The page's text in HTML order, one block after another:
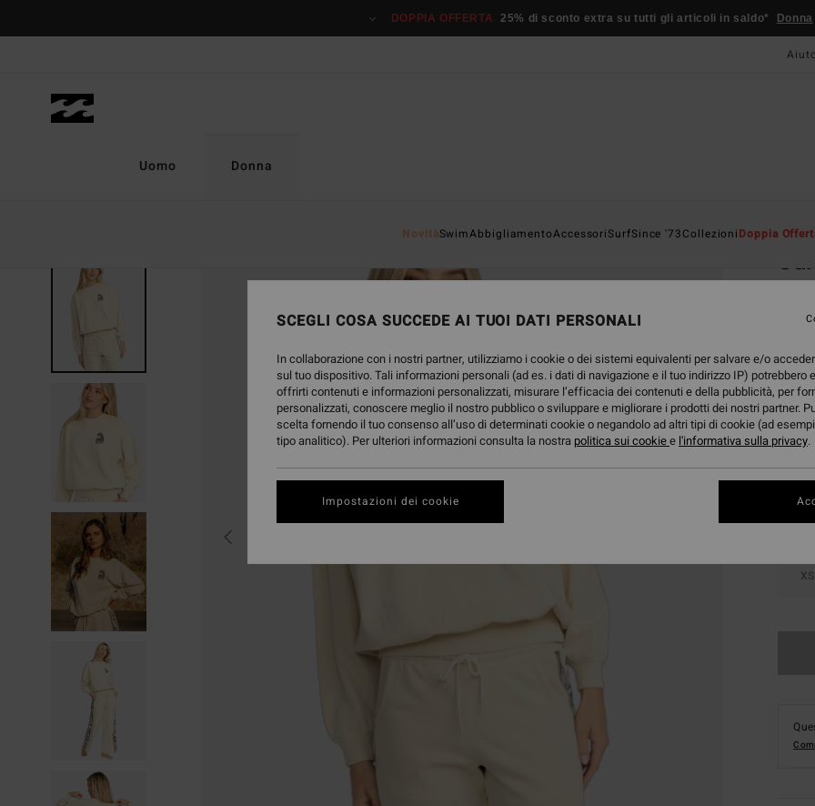
prodotto
DOPPIA OFFERTA 25% di sconto extra su tutti gli articoli in saldo* Donna
Uomo Donna
NovitàSwimAbbigliamentoAccessoriSurfSince '73CollezioniDoppia
XS
SCEGLI COSA SUCCEDE AI TUOI DATI PERSONALI
In collaborazione con i nostri partner, utilizziamo i cookie o dei sistemi equivalenti per salvare e/o
sul tuo dispositivo. Tali informazioni personali (ad es. i dati di navigazione e il tuo indirizzo IP) potrebbero
offrirti contenuti e informazioni personalizzati, misurare l’efficacia dei contenuti e della pubblicità, per
personalizzati, conoscere meglio il nostro pubblico o sviluppare e migliorare i prodotti dei nostri partner.
scelta fornendo il tuo consenso all’uso di determinati cookie o negandolo ad altri tipi di cookie (ad
tipo analitico). Per ulteriori informazioni consulta la nostra politica sui cookiee l'informativa sulla privacy.
Impostazioni dei cookie